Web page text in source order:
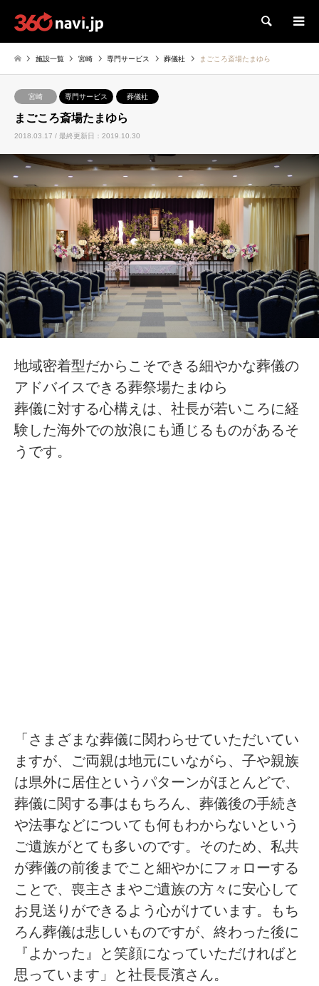
検索
施設一覧 宮崎 専門サービス 葬儀社 まごころ斎場たまゆら
宮崎 専門サービス 葬儀社
まごころ斎場たまゆら
2018.03.17 / 最終更新日：2019.10.30
地域密着型だからこそできる細やかな葬儀の
アドバイスできる葬祭場たまゆら
葬儀に対する心構えは、社長が若いころに経
験した海外での放浪にも通じるものがあるそ
うです。
「さまざまな葬儀に関わらせていただいてい
ますが、ご両親は地元にいながら、子や親族
は県外に居住というパターンがほとんどで、
葬儀に関する事はもちろん、葬儀後の手続き
や法事などについても何もわからないという
ご遺族がとても多いのです。そのため、私共
が葬儀の前後までこと細やかにフォローする
ことで、喪主さまやご遺族の方々に安心して
お見送りができるよう心がけています。もち
ろん葬儀は悲しいものですが、終わった後に
『よかった』と笑顔になっていただければと
思っています」と社長長濱さん。